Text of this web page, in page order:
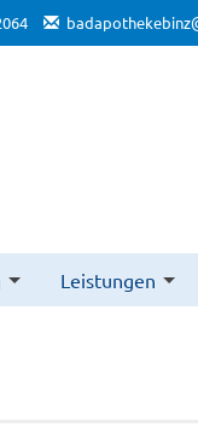
Leistungen